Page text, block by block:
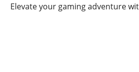
Elevate your gaming adventure